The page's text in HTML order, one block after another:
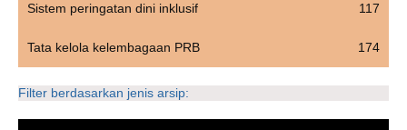
Sistem peringatan dini inklusif 117
Tata kelola kelembagaan PRB 174
Filter berdasarkan jenis arsip: